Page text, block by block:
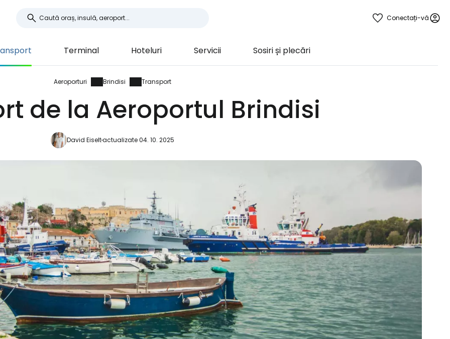
Conectați-vă
Terminal Hoteluri Servicii Sosiri și plecări
Aeroporturi Brindisi Transport
de la Aeroportul Brindisi
David Eiseltactualizate 04. 10. 2025